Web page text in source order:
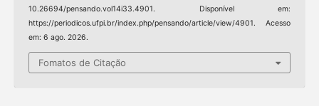
10.26694/pensando.vol14i33.4901. Disponível em:
https://periodicos.ufpi.br/index.php/pensando/article/view/4901. Acesso
em: 6 ago. 2026.
Fomatos de Citação